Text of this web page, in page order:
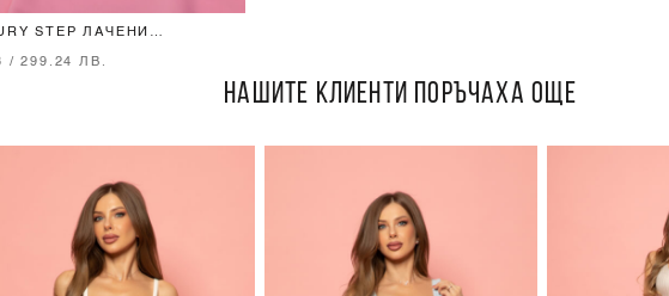
STEP ЛАЧЕНИ
/ 299.24 ЛВ.
НАШИТЕ КЛИЕНТИ ПОРЪЧАХА ОЩЕ